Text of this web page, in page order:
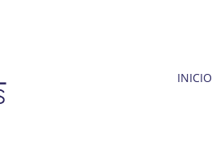
INICIO